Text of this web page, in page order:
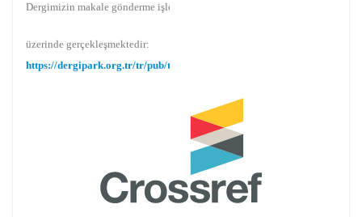
https://dergipark.org.tr/tr/pub/teke